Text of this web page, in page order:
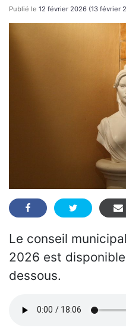
Publié le 12 février 2026 (13 février
Le conseil
2026 est
dessous.